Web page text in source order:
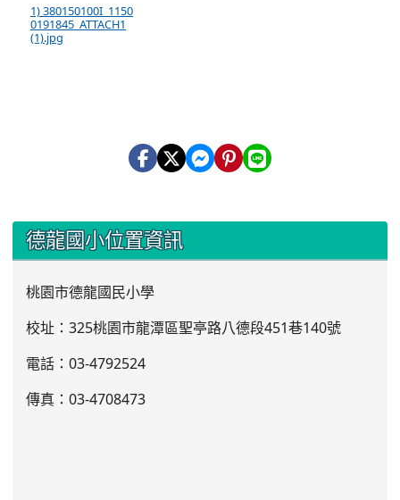
1) 380150100I_1150
0191845_ATTACH1
(1).jpg
::: 德龍國小位置資訊
桃園市德龍國民小學
校址：325桃園市龍潭區聖亭路八德段451巷140號
電話：03-4792524
傳真：03-4708473